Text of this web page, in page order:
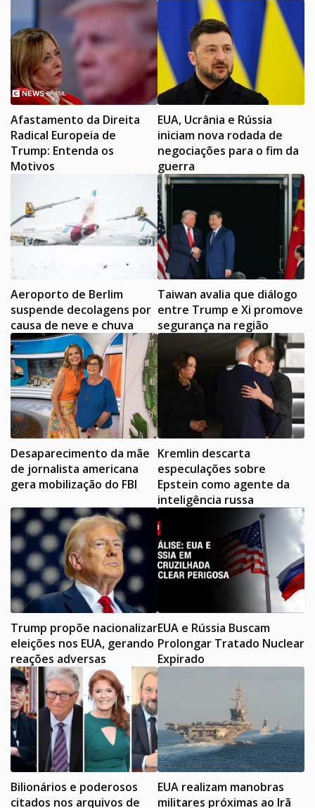
Afastamento da Direita
Radical Europeia de
Trump: Entenda os
Motivos
EUA, Ucrânia e Rússia
iniciam nova rodada de
negociações para o fim da
guerra
Aeroporto de Berlim
suspende decolagens por
causa de neve e chuva
Taiwan avalia que diálogo
entre Trump e Xi promove
segurança na região
Desaparecimento da mãe
de jornalista americana
gera mobilização do FBI
Kremlin descarta
especulações sobre
Epstein como agente da
inteligência russa
Trump propõe nacionalizar
eleições nos EUA, gerando
reações adversas
EUA e Rússia Buscam
Prolongar Tratado Nuclear
Expirado
Bilionários e poderosos
citados nos arquivos de
EUA realizam manobras
militares próximas ao Irã